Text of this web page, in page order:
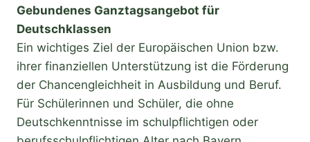
Gebundenes Ganztagsangebot für
Deutschklassen
Ein wichtiges Ziel der Europäischen Union bzw.
ihrer finanziellen Unterstützung ist die Förderung
der Chancengleichheit in Ausbildung und Beruf.
Für Schülerinnen und Schüler, die ohne
Deutschkenntnisse im schulpflichtigen oder